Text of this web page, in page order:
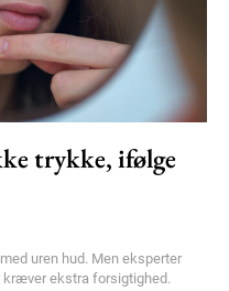
trykke, ifølge
uren hud. Men eksperter
kræver ekstra forsigtighed.